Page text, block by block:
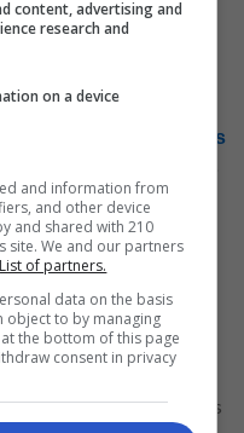
vagas de emprego
diferentes áreas e
é para Técnico em
o profissional será
a
segurança dos
para identificar
treinamentos sobre
de muita
cargo precisa ter um
de Vendas. Nessa
de prospectar novos
content, advertising and
research and
on a device
and information from
and other device
and shared with 210
site. We and our partners
List of partners.
data on the basis
object to by managing
the bottom of this page
consent in privacy